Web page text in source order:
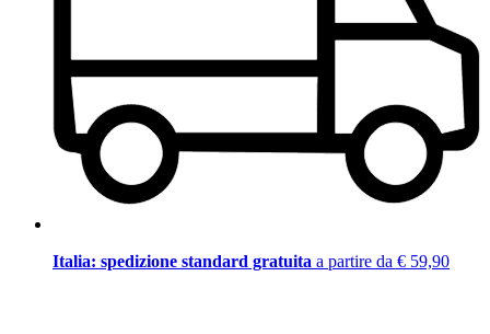
Italia: spedizione standard gratuita a partire da € 59,90